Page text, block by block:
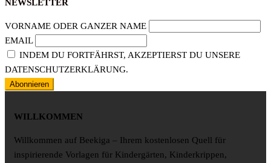
NEWSLETTER
VORNAME ODER GANZER NAME
EMAIL
INDEM DU FORTFÄHRST, AKZEPTIERST DU UNSERE
DATENSCHUTZERKLÄRUNG.
WILLKOMMEN
Willkommen auf Beekiga – Ihrem kostenlosen Quell für
inspirierende Vorlagen für Kindergärten, Kinderkrippen,